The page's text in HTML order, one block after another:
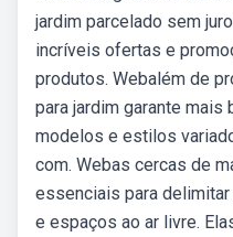
jardim parcelado sem
incríveis ofertas e
produtos. Webalém de
para jardim garante mais
modelos e estilos
com. Webas cercas de
essenciais para
e espaços ao ar livre.